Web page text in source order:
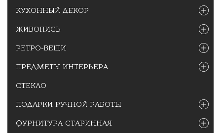
КУХОННЫЙ ДЕКОР
ЖИВОПИСЬ
РЕТРО-ВЕЩИ
ПРЕДМЕТЫ ИНТЕРЬЕРА
СТЕКЛО
ПОДАРКИ РУЧНОЙ РАБОТЫ
ФУРНИТУРА СТАРИННАЯ